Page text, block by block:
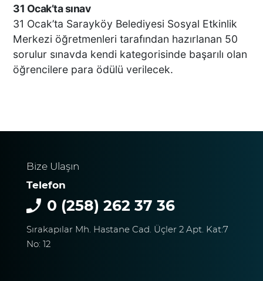
Başkan Ertemur; Makamda
Durmuyor, Sorunları
Yerinde Çözüyor
DİJİTALLEŞMEDİR
31 Ocak’ta sınav
31 Ocak’ta Sarayköy Belediyesi Sosyal Etkinlik
Merkezi öğretmenleri tarafından hazırlanan 50
sorulur sınavda kendi kategorisinde başarılı olan
öğrencilere para ödülü verilecek.
Bize Ulaşın
Telefon
0 (258) 262 37 36
Sırakapılar Mh. Hastane Cad. Üçler 2 Apt. Kat:7
No: 12